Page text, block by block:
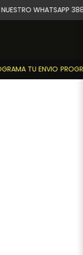
TU ENVIO
WHATSAPP